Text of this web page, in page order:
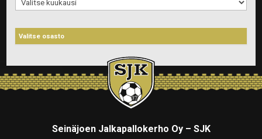
Seinäjoen Jalkapallokerho Oy – SJK